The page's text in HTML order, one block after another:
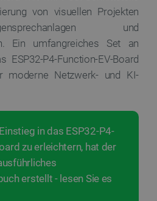
von visuellen Projekten
und
Ein umfangreiches Set an
P4-Function-EV-Board
moderne Netzwerk- und KI-
in das ESP32-P4-
zu erleichtern, hat der
erstellt - lesen Sie es